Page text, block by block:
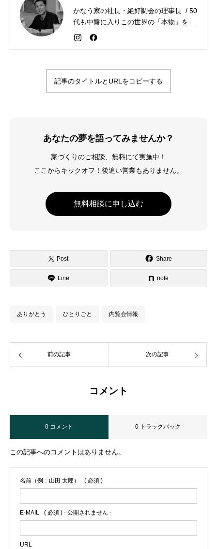
かなう家の社長・絶好調会の理事長 / 50
代も中盤に入りこの世界の「本物」を追
求しながら「感謝が人生を変える」こと
を広める生き方を目指している。好きな
記事のタイトルとURLをコピーする
あなたの夢を語ってみませんか？
家づくりのご相談、無料にて実施中！
ここからキックオフ！後追い営業もありません。
無料相談に申し込む
Post Share
Line note
ありがとう ひとりごと 内覧会情報
前の記事 次の記事
コメント
0 コメント 0 トラックバック
この記事へのコメントはありません。
名前（例：山田 太郎） ( 必須 )
E-MAIL ( 必須 ) - 公開されません -
URL